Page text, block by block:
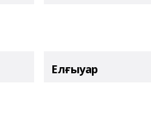
Елғыуар